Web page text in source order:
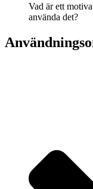
Vad är ett
använda det?